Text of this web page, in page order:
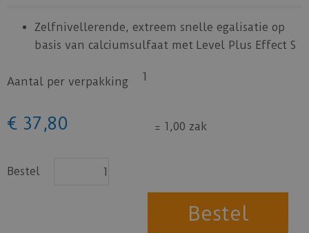
Zelfnivellerende, extreem snelle egalisatie op
basis van calciumsulfaat met Level Plus Effect S
Aantal per verpakking 1
€ 37,80 = 1,00 zak
Bestel